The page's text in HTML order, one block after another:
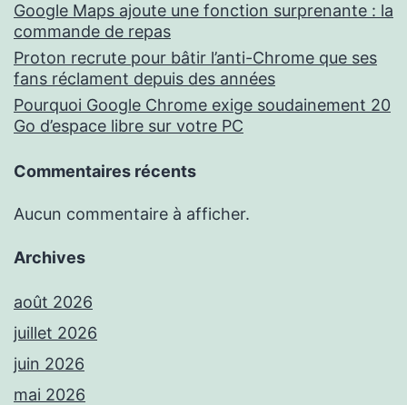
Google Maps ajoute une fonction surprenante : la
commande de repas
Proton recrute pour bâtir l’anti-Chrome que ses
fans réclament depuis des années
Pourquoi Google Chrome exige soudainement 20
Go d’espace libre sur votre PC
Commentaires récents
Aucun commentaire à afficher.
Archives
août 2026
juillet 2026
juin 2026
mai 2026